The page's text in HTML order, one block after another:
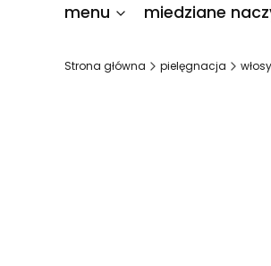
menu miedziane
Strona główna pielęgnacja włosy